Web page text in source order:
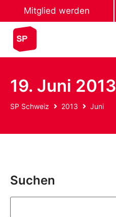
Mitglied werden
19. Juni 2013
SP Schweiz 2013 Juni
Suchen